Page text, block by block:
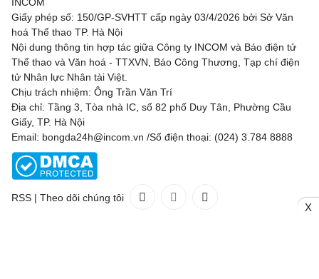
Giấy phép số: 150/GP-SVHTT cấp ngày 03/4/2026 bởi Sở Văn
hoá Thể thao TP. Hà Nội
Nội dung thông tin hợp tác giữa Công ty INCOM và Báo điện tử
Thể thao và Văn hoá - TTXVN, Báo Công Thương, Tạp chí điện
tử Nhân lực Nhân tài Việt.
Chịu trách nhiệm: Ông Trần Văn Trí
Địa chỉ: Tầng 3, Tòa nhà IC, số 82 phố Duy Tân, Phường Cầu
Giấy, TP. Hà Nội
Email: bongda24h@incom.vn /Số điện thoại: (024) 3.784 8888
RSS | Theo dõi chúng tôi
X